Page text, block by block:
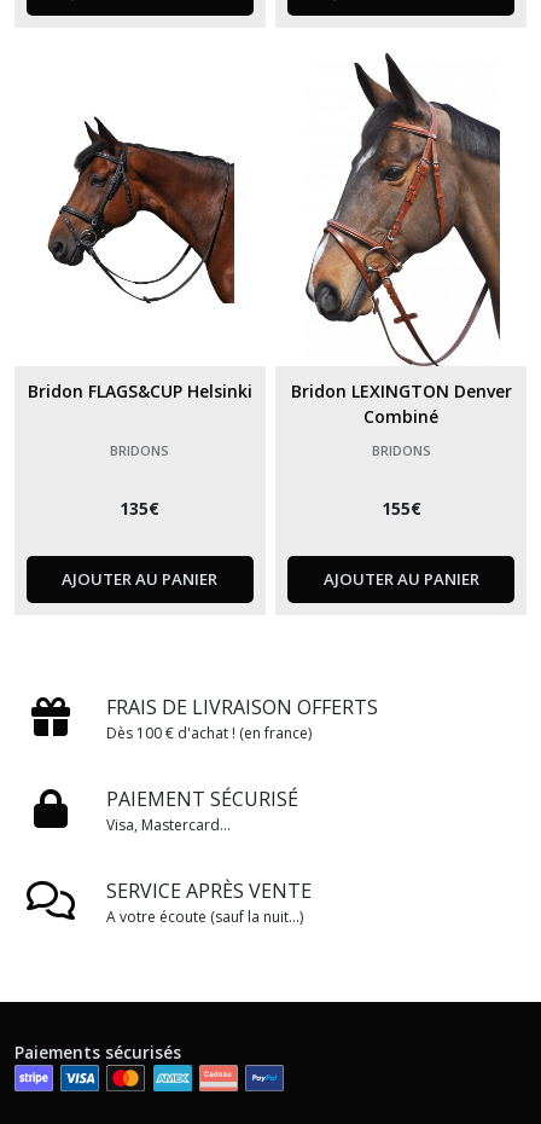
Bridon FLAGS&CUP Helsinki
BRIDONS
135€
AJOUTER AU PANIER
Bridon LEXINGTON Denver
Combiné
BRIDONS
155€
AJOUTER AU PANIER
FRAIS DE LIVRAISON OFFERTS
Dès 100 € d'achat ! (en france)
PAIEMENT SÉCURISÉ
Visa, Mastercard...
SERVICE APRÈS VENTE
A votre écoute (sauf la nuit...)
Paiements sécurisés